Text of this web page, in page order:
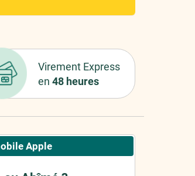
Virement Express
en 48 heures
Apple